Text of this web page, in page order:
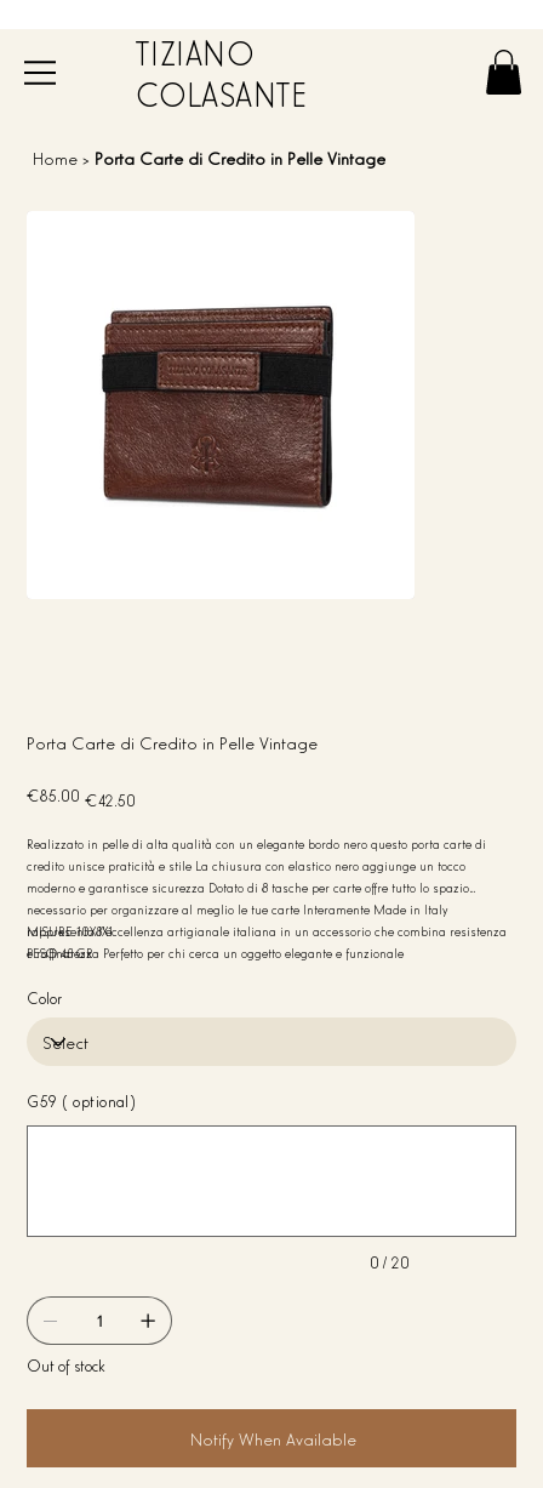
TIZIANO
COLASANTE
Home > Porta Carte di Credito in Pelle Vintage
Porta Carte di Credito in Pelle Vintage
Original
price
€85.00 price
€42.50
Realizzato in pelle di alta qualità con un elegante bordo nero questo porta carte di
credito unisce praticità e stile La chiusura con elastico nero aggiunge un tocco
moderno e garantisce sicurezza Dotato di 8 tasche per carte offre tutto lo spazio
necessario per organizzare al meglio le tue carte Interamente Made in Italy
rappresenta l’eccellenza artigianale italiana in un accessorio che combina resistenza
e raffinatezza Perfetto per chi cerca un oggetto elegante e funzionale
MISURE 10X8X1
PESO 45 GR
Color
G59 (optional)
0 / 20
Out of stock
Notify When Available